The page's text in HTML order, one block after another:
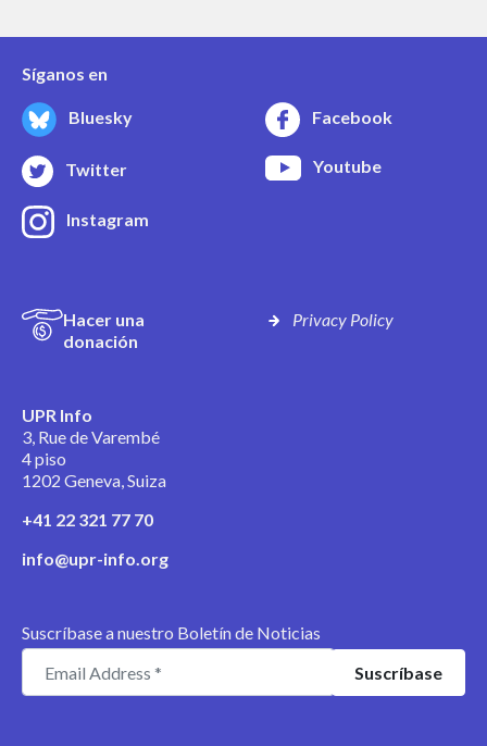
Síganos en
Bluesky Facebook
Twitter Youtube
Instagram
Hacer una
donación
Privacy Policy
UPR Info
3, Rue de Varembé
4 piso
1202 Geneva, Suiza
+41 22 321 77 70
info@upr-info.org
Suscríbase a nuestro Boletín de Noticias